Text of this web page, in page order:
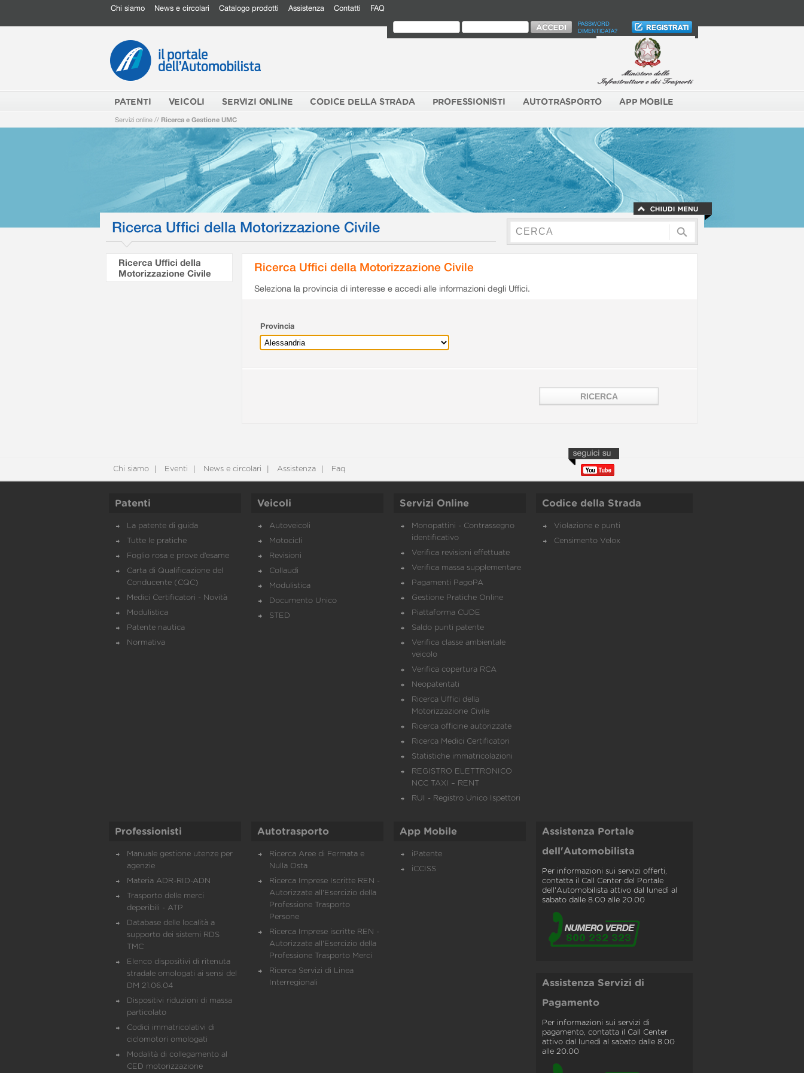
Chi siamo News e circolari Catalogo prodotti Assistenza Contatti FAQ
PASSWORD
DIMENTICATA?
PATENTI VEICOLI SERVIZI ONLINE CODICE DELLA STRADA PROFESSIONISTI AUTOTRASPORTO APP MOBILE
Servizi online // Ricerca e Gestione UMC
Ricerca Uffici della Motorizzazione Civile
Ricerca Uffici della
Motorizzazione Civile
Ricerca Uffici della Motorizzazione Civile
Seleziona la provincia di interesse e accedi alle informazioni degli Uffici.
Provincia
Chi siamo Eventi News e circolari Assistenza Faq
Patenti
La patente di guida
Tutte le pratiche
Foglio rosa e prove d’esame
Carta di Qualificazione del
Conducente (CQC)
Medici Certificatori - Novità
Modulistica
Patente nautica
Normativa
Veicoli
Autoveicoli
Motocicli
Revisioni
Collaudi
Modulistica
Documento Unico
STED
Servizi Online
Monopattini - Contrassegno
identificativo
Verifica revisioni effettuate
Verifica massa supplementare
Pagamenti PagoPA
Gestione Pratiche Online
Piattaforma CUDE
Saldo punti patente
Verifica classe ambientale
veicolo
Verifica copertura RCA
Neopatentati
Ricerca Uffici della
Motorizzazione Civile
Ricerca officine autorizzate
Ricerca Medici Certificatori
Statistiche immatricolazioni
REGISTRO ELETTRONICO
NCC TAXI – RENT
RUI - Registro Unico Ispettori
Codice della Strada
Violazione e punti
Censimento Velox
Professionisti
Manuale gestione utenze per
agenzie
Materia ADR-RID-ADN
Trasporto delle merci
deperibili - ATP
Database delle località a
supporto dei sistemi RDS
TMC
Elenco dispositivi di ritenuta
stradale omologati ai sensi del
DM 21.06.04
Dispositivi riduzioni di massa
particolato
Codici immatricolativi di
ciclomotori omologati
Modalità di collegamento al
CED motorizzazione
Autotrasporto
Ricerca Aree di Fermata e
Nulla Osta
Ricerca Imprese Iscritte REN -
Autorizzate all'Esercizio della
Professione Trasporto
Persone
Ricerca Imprese iscritte REN -
Autorizzate all'Esercizio della
Professione Trasporto Merci
Ricerca Servizi di Linea
Interregionali
App Mobile
iPatente
iCCISS
Assistenza Portale
dell'Automobilista
Per informazioni sui servizi offerti,
contatta il Call Center del Portale
dell'Automobilista attivo dal lunedì al
sabato dalle 8.00 alle 20.00
Assistenza Servizi di
Pagamento
Per informazioni sui servizi di
pagamento, contatta il Call Center
attivo dal lunedì al sabato dalle 8.00
alle 20.00